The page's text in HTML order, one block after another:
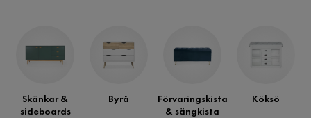
Skänkar &
sideboards
Byrå
Förvaringskista
& sängkista
Köksö